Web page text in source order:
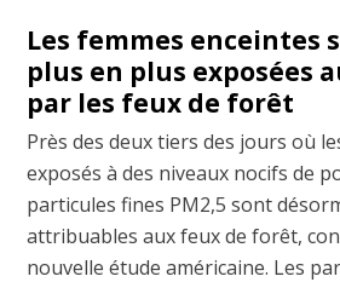
Les femmes enceintes
plus en plus exposées
par les feux de forêt
Près des deux tiers des jours où
exposés à des niveaux nocifs de
particules fines PM2,5 sont
attribuables aux feux de forêt,
nouvelle étude américaine. Les